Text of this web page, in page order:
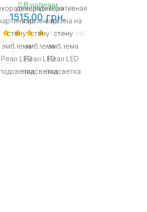
В наличии
1515.00 грн.
1 отзыв(-ов)